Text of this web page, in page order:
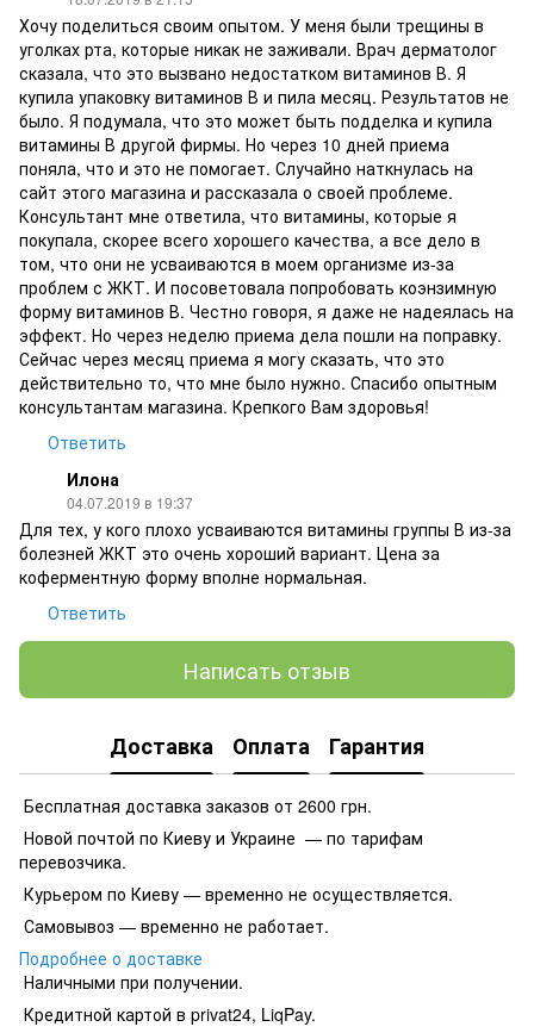
Хочу поделиться своим опытом. У меня были трещины в
уголках рта, которые никак не заживали. Врач дерматолог
сказала, что это вызвано недостатком витаминов В. Я
купила упаковку витаминов В и пила месяц. Результатов не
было. Я подумала, что это может быть подделка и купила
витамины В другой фирмы. Но через 10 дней приема
поняла, что и это не помогает. Случайно наткнулась на
сайт этого магазина и рассказала о своей проблеме.
Консультант мне ответила, что витамины, которые я
покупала, скорее всего хорошего качества, а все дело в
том, что они не усваиваются в моем организме из-за
проблем с ЖКТ. И посоветовала попробовать коэнзимную
форму витаминов В. Честно говоря, я даже не надеялась на
эффект. Но через неделю приема дела пошли на поправку.
Сейчас через месяц приема я могу сказать, что это
действительно то, что мне было нужно. Спасибо опытным
консультантам магазина. Крепкого Вам здоровья!
Ответить
Илона
04.07.2019 в 19:37
Для тех, у кого плохо усваиваются витамины группы В из-за
болезней ЖКТ это очень хороший вариант. Цена за
коферментную форму вполне нормальная.
Ответить
Написать отзыв
Доставка Оплата Гарантия
Бесплатная доставка заказов от 2600 грн.
Новой почтой по Киеву и Украине — по тарифам
перевозчика.
Курьером по Киеву — временно не осуществляется.
Самовывоз — временно не работает.
Подробнее о доставке
Наличными при получении.
Кредитной картой в privat24, LiqPay.